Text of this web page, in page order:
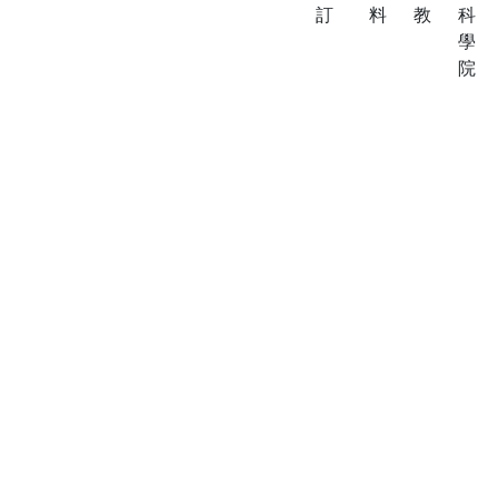
訂
料
教
科
學
院